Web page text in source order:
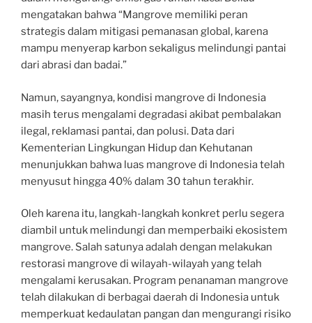
mengatakan bahwa “Mangrove memiliki peran
strategis dalam mitigasi pemanasan global, karena
mampu menyerap karbon sekaligus melindungi pantai
dari abrasi dan badai.”
Namun, sayangnya, kondisi mangrove di Indonesia
masih terus mengalami degradasi akibat pembalakan
ilegal, reklamasi pantai, dan polusi. Data dari
Kementerian Lingkungan Hidup dan Kehutanan
menunjukkan bahwa luas mangrove di Indonesia telah
menyusut hingga 40% dalam 30 tahun terakhir.
Oleh karena itu, langkah-langkah konkret perlu segera
diambil untuk melindungi dan memperbaiki ekosistem
mangrove. Salah satunya adalah dengan melakukan
restorasi mangrove di wilayah-wilayah yang telah
mengalami kerusakan. Program penanaman mangrove
telah dilakukan di berbagai daerah di Indonesia untuk
memperkuat kedaulatan pangan dan mengurangi risiko